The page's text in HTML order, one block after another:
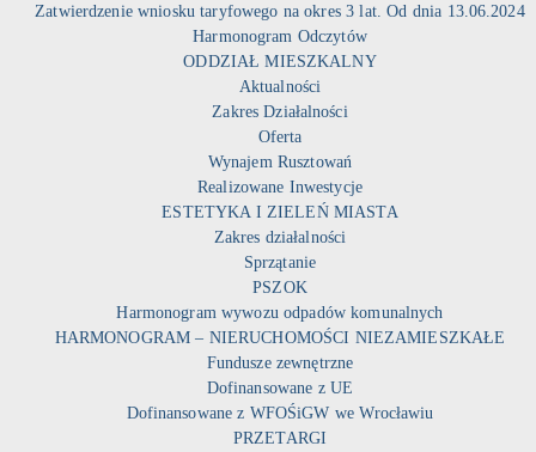
Zatwierdzenie wniosku taryfowego na okres 3 lat. Od dnia 13.06.2024
Harmonogram Odczytów
ODDZIAŁ MIESZKALNY
Aktualności
Zakres Działalności
Oferta
Wynajem Rusztowań
Realizowane Inwestycje
ESTETYKA I ZIELEŃ MIASTA
Zakres działalności
Sprzątanie
PSZOK
Harmonogram wywozu odpadów komunalnych
HARMONOGRAM – NIERUCHOMOŚCI NIEZAMIESZKAŁE
Fundusze zewnętrzne
Dofinansowane z UE
Dofinansowane z WFOŚiGW we Wrocławiu
PRZETARGI